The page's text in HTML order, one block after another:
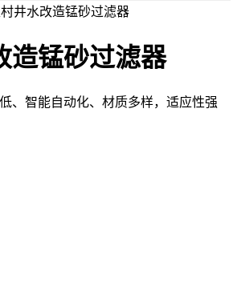
造锰砂过滤器
、智能自动化、材质多样，适应性强